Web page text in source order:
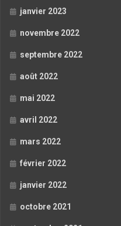
janvier 2023
novembre 2022
septembre 2022
août 2022
mai 2022
avril 2022
mars 2022
février 2022
janvier 2022
octobre 2021